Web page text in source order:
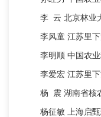
李 云 北京林业
李风童 江苏里
李明顺 中国农
李爱宏 江苏里
杨 震 湖南省核
杨征敏 上海启